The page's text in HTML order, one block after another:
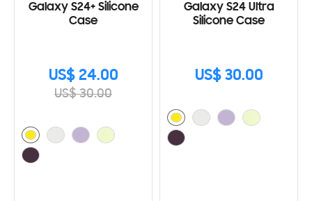
Galaxy S24+ Silicone
Case
US$ 24.00
US$ 30.00
Galaxy S24 Ultra
Silicone Case
US$ 30.00